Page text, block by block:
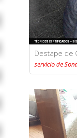
Destape de
servicio de